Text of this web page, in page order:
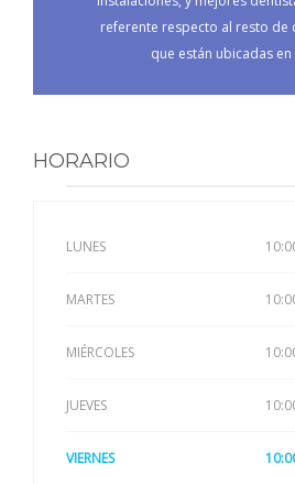
referente respecto al resto de
que están ubicadas
HORARIO
LUNES
MARTES
MIÉRCOLES
JUEVES
VIERNES